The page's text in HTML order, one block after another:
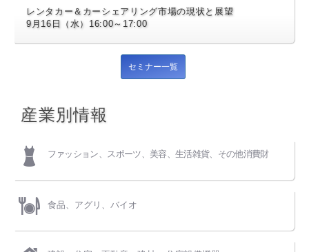
レンタカー＆カーシェアリング市場の現状と展望
9月16日（水）16:00～17:00
セミナー一覧
産業別情報
ファッション、スポーツ、 美容、生活雑貨、その他消費財
食品、アグリ、バイオ